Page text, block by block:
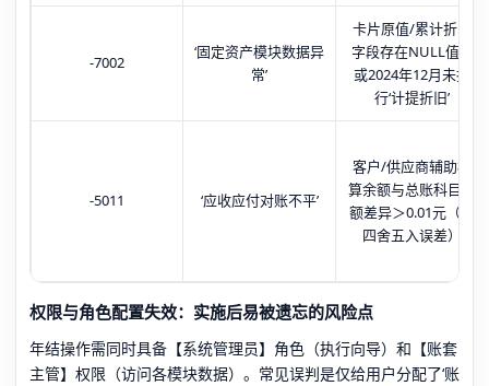
-7002
‘固定资产模块数据异
常’
卡片原值/累计折旧
字段存在NULL值，
或2024年12月未执
行‘计提折旧’
-5011 ‘应收应付对账不平’
客户/供应商辅助核
算余额与总账科目余
额差异＞0.01元（含
四舍五入误差）
权限与角色配置失效：实施后易被遗忘的风险点
年结操作需同时具备【系统管理员】角色（执行向导）和【账套
主管】权限（访问各模块数据）。常见误判是仅给用户分配了‘账